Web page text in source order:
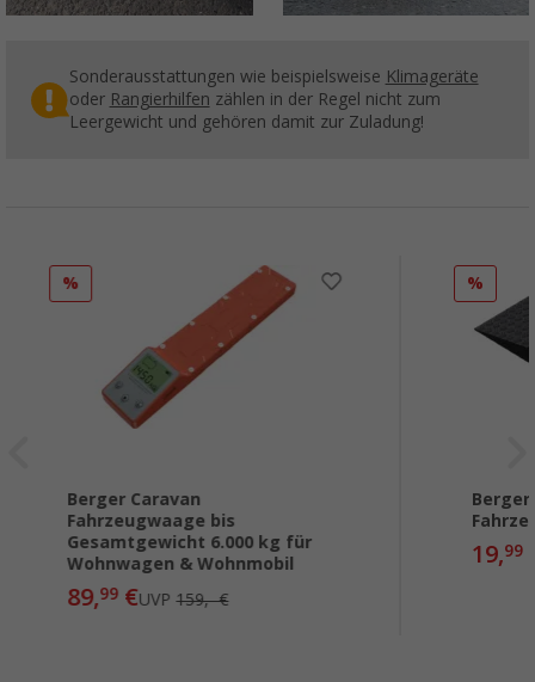
Sonderausstattungen wie beispielsweise Klimageräte
oder Rangierhilfen zählen in der Regel nicht zum
Leergewicht und gehören damit zur Zuladung!
%
Berger Caravan
Fahrzeugwaage bis
Gesamtgewicht 6.000 kg für
Wohnwagen & Wohnmobil
89,99 €UVP159,- €
%
Berger
19,99